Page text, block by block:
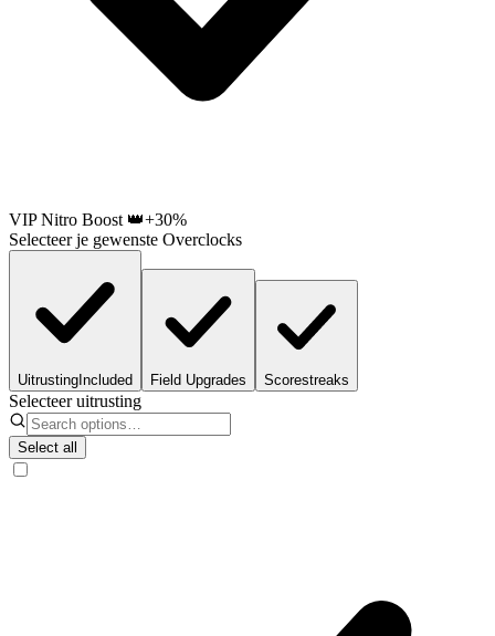
VIP Nitro Boost 👑+30%
Selecteer je gewenste Overclocks
Uitrusting Included Field Upgrades Scorestreaks
Selecteer uitrusting
Select all